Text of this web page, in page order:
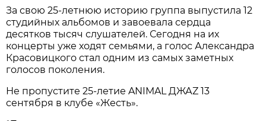
За свою 25-летнюю историю группа выпустила 12
студийных альбомов и завоевала сердца
десятков тысяч слушателей. Сегодня на их
концерты уже ходят семьями, а голос Александра
Красовицкого стал одним из самых заметных
голосов поколения.
Не пропустите 25-летие ANIMAL ДЖАZ 13
сентября в клубе «Жесть».